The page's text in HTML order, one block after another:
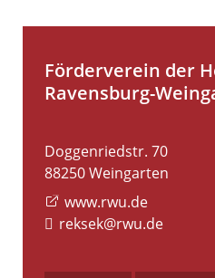
Förderverein der
Ravensburg-
Doggenriedstr. 70
88250Weingarten
www.rwu.de
reksek@rwu.de